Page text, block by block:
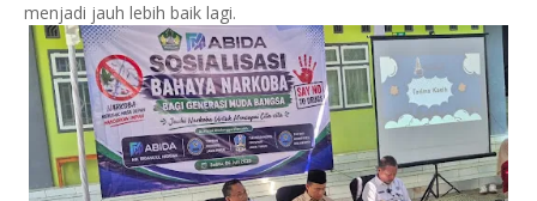
menjadi jauh lebih baik lagi.